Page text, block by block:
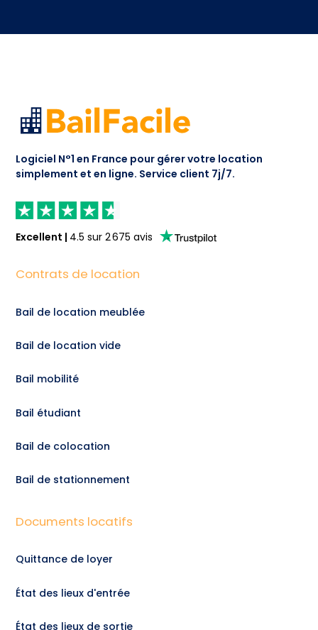
Logiciel N°1 en France pour gérer votre location
simplement et en ligne. Service client 7j/7.
Excellent | 4.5 sur2 675 avis
Contrats de location
Bail de location meublée
Bail de location vide
Bail mobilité
Bail étudiant
Bail de colocation
Bail de stationnement
Documents locatifs
Quittance de loyer
État des lieux d'entrée
État des lieux de sortie